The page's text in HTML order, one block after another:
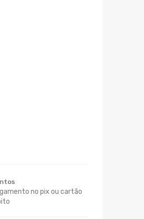
no pix ou cartão